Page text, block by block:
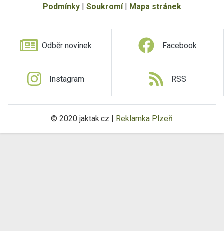
Podmínky| Soukromí| Mapa stránek
Odběr novinek Facebook
Instagram RSS
© 2020 jaktak.cz | Reklamka Plzeň